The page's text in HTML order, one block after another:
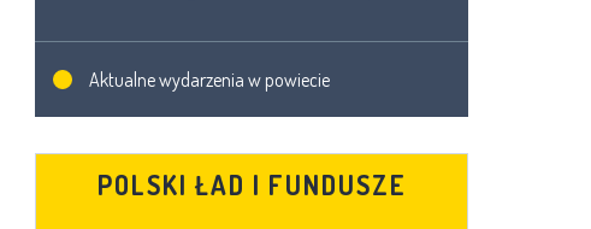
Aktualne wydarzenia w powiecie
POLSKI ŁAD I FUNDUSZE